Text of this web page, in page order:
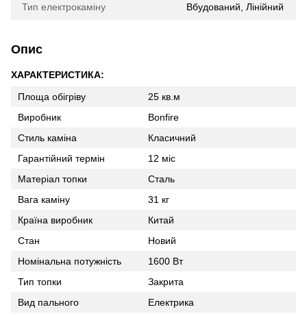
Тип електрокаміну Вбудований, Лінійний
Опис
ХАРАКТЕРИСТИКА:
Площа обігріву
25 кв.м
Виробник
Bonfire
Стиль каміна
Класичний
Гарантійний термін
12 міс
Матеріал топки
Сталь
Вага каміну
31 кг
Країна виробник
Китай
Стан
Новий
Номінальна потужність
1600 Вт
Тип топки
Закрита
Вид пального
Електрика